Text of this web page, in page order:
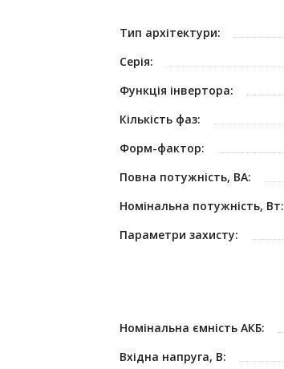
Тип архітектури:
Серія:
Функція інвертора:
Кількість фаз:
Форм-фактор:
Повна потужність, ВА:
Номінальна потужність, Вт:
Параметри захисту:
Номінальна ємність АКБ:
Вхідна напруга, В: